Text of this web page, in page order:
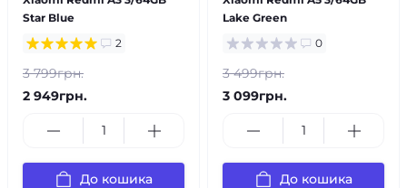
Star Blue
2
3 799грн.
2 949грн.
До кошика
Lake Green
0
3 499грн.
3 099грн.
До кошика